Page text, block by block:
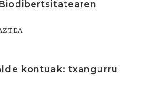
kontuak: txangurru